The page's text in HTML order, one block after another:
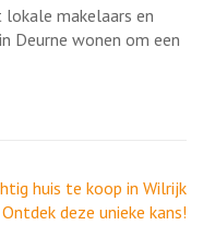
makelaars en
Deurne wonen om een
huis te koop in Wilrijk
deze unieke kans!